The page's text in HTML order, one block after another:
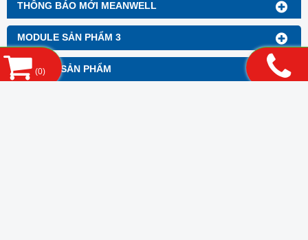
THÔNG BÁO MỚI MEANWELL
MODULE SẢN PHẨM 3
BANNER SẢN PHẨM
(0)